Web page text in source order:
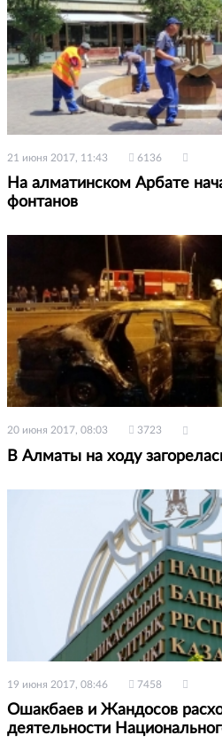
21 июня 2017, 11:43 6136
На алматинском Арбате
фонтанов
20 июня 2017, 08:03 3723
В Алматы на ходу
19 июня 2017, 08:46 7458
Ошакбаев и Жандосов
деятельности